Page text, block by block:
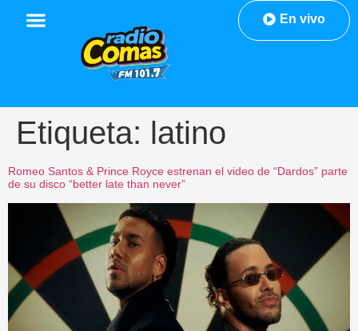
En vivo
Etiqueta: latino
Romeo Santos & Prince Royce estrenan el video de “Dardos” parte
de su disco “better late than never”